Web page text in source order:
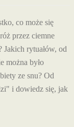
co może się
przez ciemne
rytuałów, od
można było
ze snu? Od
i dowiedz się, jak